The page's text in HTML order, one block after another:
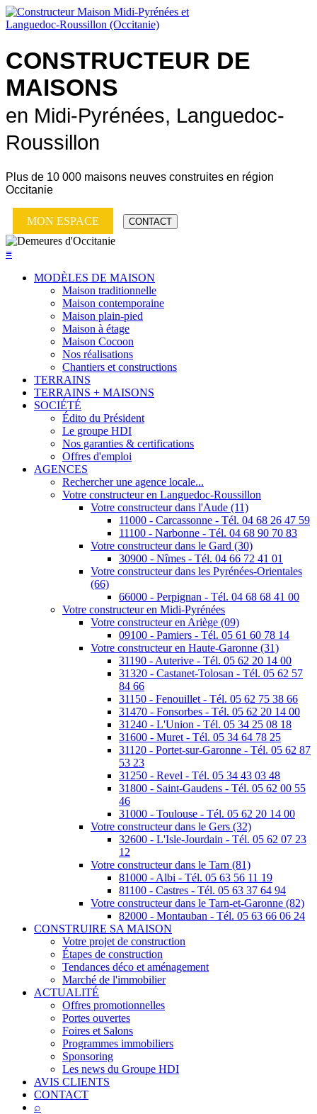
CONSTRUCTEUR DE
MAISONS
en Midi-Pyrénées, Languedoc-
Roussillon
Plus de 10 000 maisons neuves construites en région
Occitanie
MON ESPACE CONTACT
≡
MODÈLES DE MAISON
Maison traditionnelle
Maison contemporaine
Maison plain-pied
Maison à étage
Maison Cocoon
Nos réalisations
Chantiers et constructions
TERRAINS
TERRAINS + MAISONS
SOCIÉTÉ
Édito du Président
Le groupe HDI
Nos garanties & certifications
Offres d'emploi
AGENCES
Rechercher une agence locale...
Votre constructeur en Languedoc-Roussillon
Votre constructeur dans l'Aude (11)
11000 - Carcassonne - Tél. 04 68 26 47 59
11100 - Narbonne - Tél. 04 68 90 70 83
Votre constructeur dans le Gard (30)
30900 - Nîmes - Tél. 04 66 72 41 01
Votre constructeur dans les Pyrénées-Orientales
(66)
66000 - Perpignan - Tél. 04 68 68 41 00
Votre constructeur en Midi-Pyrénées
Votre constructeur en Ariège (09)
09100 - Pamiers - Tél. 05 61 60 78 14
Votre constructeur en Haute-Garonne (31)
31190 - Auterive - Tél. 05 62 20 14 00
31320 - Castanet-Tolosan - Tél. 05 62 57
84 66
31150 - Fenouillet - Tél. 05 62 75 38 66
31470 - Fonsorbes - Tél. 05 62 20 14 00
31240 - L'Union - Tél. 05 34 25 08 18
31600 - Muret - Tél. 05 34 64 78 25
31120 - Portet-sur-Garonne - Tél. 05 62 87
53 23
31250 - Revel - Tél. 05 34 43 03 48
31800 - Saint-Gaudens - Tél. 05 62 00 55
46
31000 - Toulouse - Tél. 05 62 20 14 00
Votre constructeur dans le Gers (32)
32600 - L'Isle-Jourdain - Tél. 05 62 07 23
12
Votre constructeur dans le Tarn (81)
81000 - Albi - Tél. 05 63 56 11 19
81100 - Castres - Tél. 05 63 37 64 94
Votre constructeur dans le Tarn-et-Garonne (82)
82000 - Montauban - Tél. 05 63 66 06 24
CONSTRUIRE SA MAISON
Votre projet de construction
Étapes de construction
Tendances déco et aménagement
Marché de l'immobilier
ACTUALITÉ
Offres promotionnelles
Portes ouvertes
Foires et Salons
Programmes immobiliers
Sponsoring
Les news du Groupe HDI
AVIS CLIENTS
CONTACT
⌕